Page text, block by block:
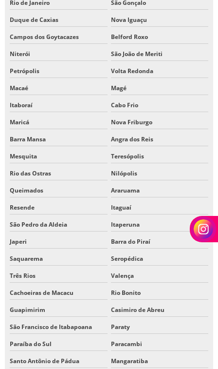
TELA DE JUTA COMPRAR
TELA DE JUTA PARA ANIAGEM
Rio de Janeiro São Gonçalo
Duque de Caxias Nova Iguaçu
Campos dos Goytacazes Belford Roxo
Niterói São João de Meriti
Petrópolis Volta Redonda
Macaé Magé
Itaboraí Cabo Frio
Maricá Nova Friburgo
Barra Mansa Angra dos Reis
Mesquita Teresópolis
Rio das Ostras Nilópolis
Queimados Araruama
Resende Itaguaí
São Pedro da Aldeia Itaperuna
Japeri Barra do Piraí
Saquarema Seropédica
Três Rios Valença
Cachoeiras de Macacu Rio Bonito
Guapimirim Casimiro de Abreu
São Francisco de Itabapoana Paraty
Paraíba do Sul Paracambi
Santo Antônio de Pádua Mangaratiba